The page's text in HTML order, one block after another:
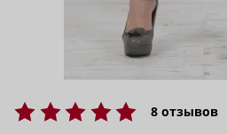
8 отзывов